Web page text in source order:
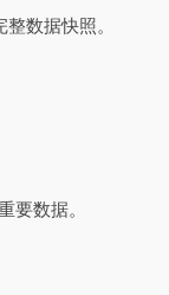
数据快照。
要数据。